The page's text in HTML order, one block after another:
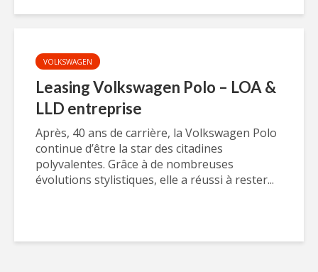
VOLKSWAGEN
Leasing Volkswagen Polo – LOA &
LLD entreprise
Après, 40 ans de carrière, la Volkswagen Polo
continue d’être la star des citadines
polyvalentes. Grâce à de nombreuses
évolutions stylistiques, elle a réussi à rester...